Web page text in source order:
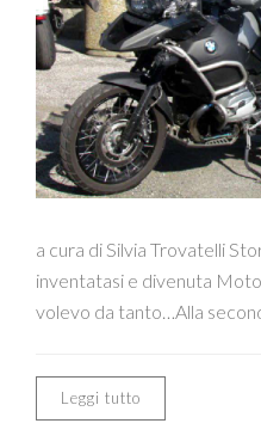
a cura di Silvia Trovatelli
inventatasi e divenuta
volevo da tanto…Alla
Leggi tutto